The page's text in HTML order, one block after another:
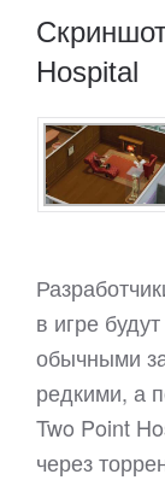
Hospital
в игре
обычными
редкими, а
Two Point
через